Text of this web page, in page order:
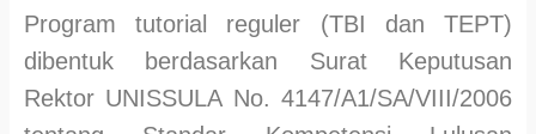
Program tutorial reguler (TBI dan TEPT)
dibentuk berdasarkan Surat Keputusan
Rektor UNISSULA No. 4147/A1/SA/VIII/2006